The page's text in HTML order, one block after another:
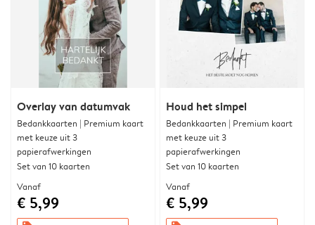
Overlay van datumvak
Bedankkaarten | Premium kaart
met keuze uit 3
papierafwerkingen
Set van 10 kaarten
Vanaf
€ 5,99
Houd het simpel
Bedankkaarten | Premium kaart
met keuze uit 3
papierafwerkingen
Set van 10 kaarten
Vanaf
€ 5,99